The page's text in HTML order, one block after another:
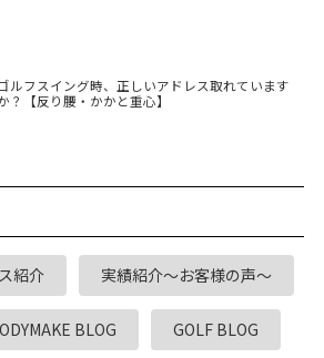
ルフスイング時、正しいアドレス取れています
？【反り腰・かかと重心】
紹介 実績紹介～お客様の声～
BLOG GOLF BLOG